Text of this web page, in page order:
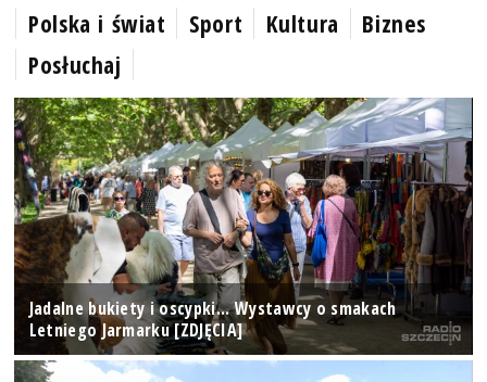
Polska i świat Sport Kultura
Biznes
Posłuchaj
Jadalne bukiety i oscypki... Wystawcy o smakach
Letniego Jarmarku [ZDJĘCIA]